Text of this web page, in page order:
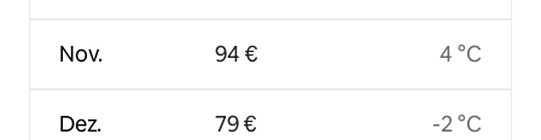
Nov.
Dez.
94 €
79 €
4 °C
-2 °C